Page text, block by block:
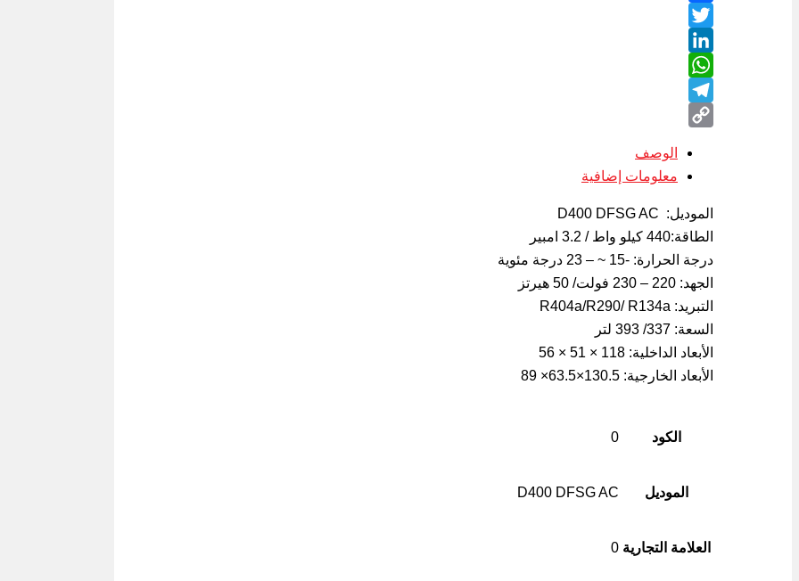
Facebook
Twitter
LinkedIn
WhatsApp
Telegram
الوصف
معلومات إضافية
الموديل: D400 DFSG AC
الطاقة:440 كيلو واط / 3.2 امبير
درجة الحرارة: -15 ~ – 23 درجة مئوية
الجهد: 220 – 230 فولت/ 50 هيرتز
التبريد: R404a/R290/ R134a
السعة: 337/ 393 لتر
الأبعاد الداخلية: 118 × 51 × 56
الأبعاد الخارجية: 130.5×63.5× 89
الكود 0
الموديل D400 DFSG AC
العلامة التجارية 0